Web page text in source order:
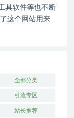
具软件等也不断
这个网站用来
全部分类
引流专区
站长推荐